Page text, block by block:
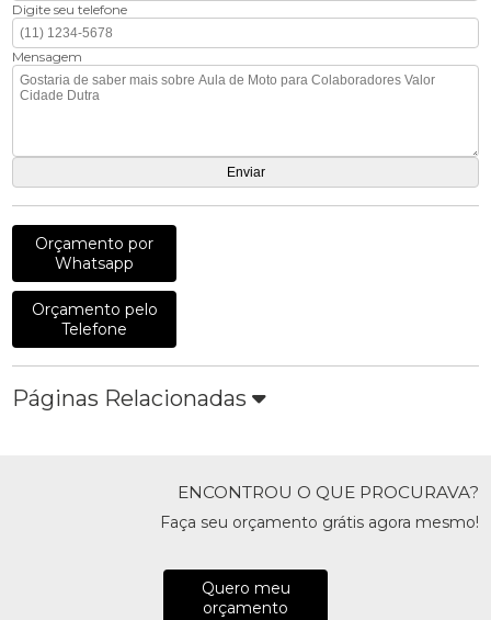
Digite seu telefone
Mensagem
Orçamento por
Whatsapp
Orçamento pelo
Telefone
Páginas Relacionadas
ENCONTROU O QUE PROCURAVA?
Faça seu orçamento grátis agora mesmo!
Quero meu
orçamento